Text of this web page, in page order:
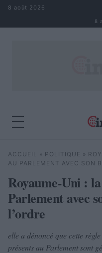
Aller au contenu
8 août 2026
8
Rechercher
ACCUEIL » POLITIQUE »
AU PARLEMENT AVEC SON
Royaume-Uni :
Parlement avec
l’ordre
elle a dénoncé que cette
présents au Parlement sont